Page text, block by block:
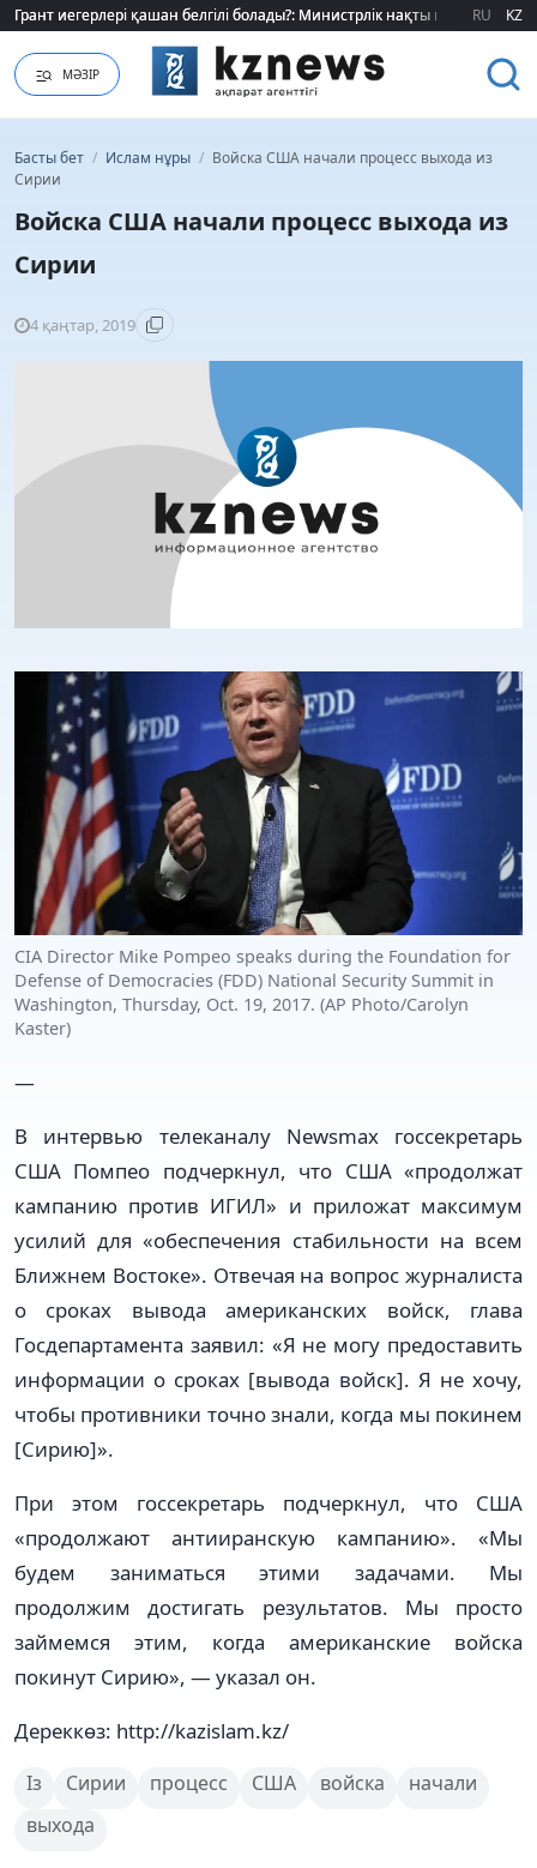
Грант иегерлері қашан белгілі болады?: Министрлік нақты мерзімді
Грант иегерлері қашан белгілі болады?: Министрлік нақты мерзімді
RU KZ
МӘЗІР
Басты бет / Ислам нұры / Войска США начали процесс выхода из
Сирии
Войска США начали процесс выхода из
Сирии
4 қаңтар, 2019
CIA Director Mike Pompeo speaks during the Foundation for
Defense of Democracies (FDD) National Security Summit in
Washington, Thursday, Oct. 19, 2017. (AP Photo/Carolyn
Kaster)
—
В интервью телеканалу Newsmax госсекретарь
США Помпео подчеркнул, что США «продолжат
кампанию против ИГИЛ» и приложат максимум
усилий для «обеспечения стабильности на всем
Ближнем Востоке». Отвечая на вопрос журналиста
о сроках вывода американских войск, глава
Госдепартамента заявил: «Я не могу предоставить
информации о сроках [вывода войск]. Я не хочу,
чтобы противники точно знали, когда мы покинем
[Сирию]».
При этом госсекретарь подчеркнул, что США
«продолжают антииранскую кампанию». «Мы
будем заниматься этими задачами. Мы
продолжим достигать результатов. Мы просто
займемся этим, когда американские войска
покинут Сирию», — указал он.
Дереккөз: http://kazislam.kz/
Із Сирии процесс США войска
начали
выхода